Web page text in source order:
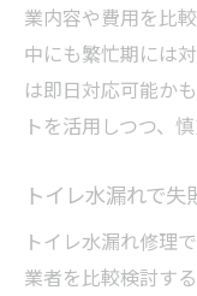
業内容や費用を比
中にも繁忙期には
は即日対応可能か
トを活用しつつ、
トイレ水漏れで
トイレ水漏れ修理
業者を比較検討す